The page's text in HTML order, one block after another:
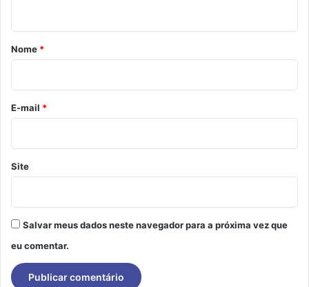
r
o
*
Nome *
E-mail *
Site
Salvar meus dados neste navegador para a próxima vez que
eu comentar.